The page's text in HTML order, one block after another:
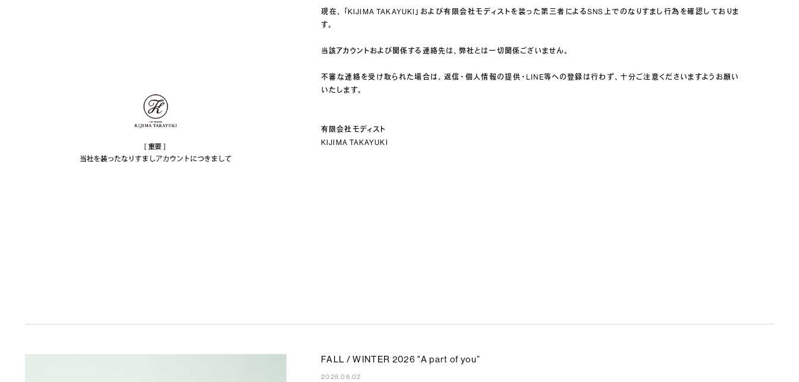
現在、「KIJIMA TAKAYUKI」および有限会社モディストを装った第三者によるSNS上でのなりすまし行為を確認しておりま
す。
当該アカウントおよび関係する連絡先は、弊社とは一切関係ございません。
不審な連絡を受け取られた場合は、返信・個人情報の提供・LINE等への登録は行わず、十分ご注意くださいますようお願い
いたします。
有限会社モディスト
KIJIMA TAKAYUKI
FALL / WINTER 2026 "A part of you”
2026.06.02